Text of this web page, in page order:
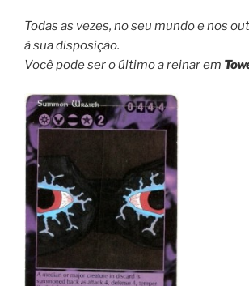
Todas as vezes, no seu mundo e nos
à sua disposição.
Você pode ser o último a reinar em